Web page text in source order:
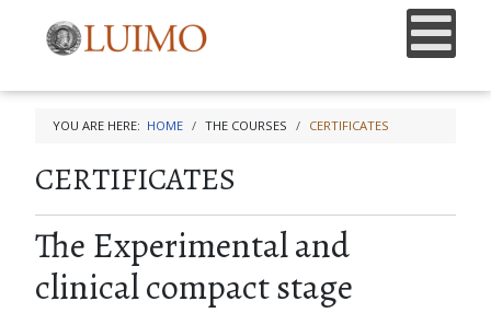
YOU ARE HERE: HOME THE COURSES CERTIFICATES
CERTIFICATES
The Experimental and
clinical compact stage